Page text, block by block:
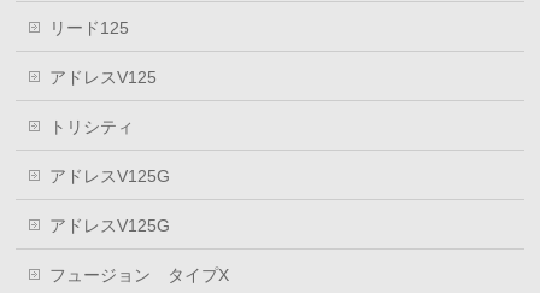
リード125
アドレスV125
トリシティ
アドレスV125G
アドレスV125G
フュージョン タイプX